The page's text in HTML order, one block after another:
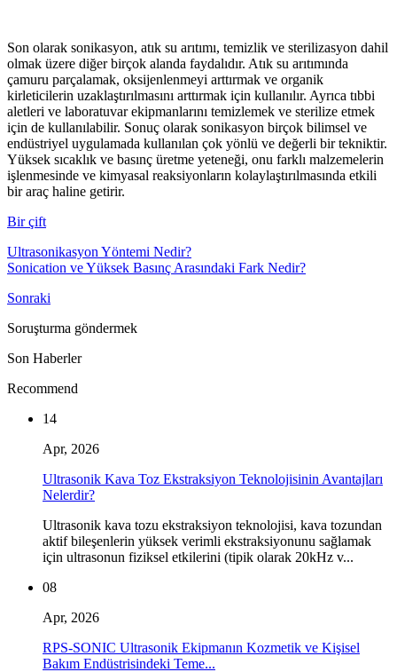
Son olarak sonikasyon, atık su arıtımı, temizlik ve sterilizasyon dahil
olmak üzere diğer birçok alanda faydalıdır. Atık su arıtımında
çamuru parçalamak, oksijenlenmeyi arttırmak ve organik
kirleticilerin uzaklaştırılmasını arttırmak için kullanılır. Ayrıca tıbbi
aletleri ve laboratuvar ekipmanlarını temizlemek ve sterilize etmek
için de kullanılabilir. Sonuç olarak sonikasyon birçok bilimsel ve
endüstriyel uygulamada kullanılan çok yönlü ve değerli bir tekniktir.
Yüksek sıcaklık ve basınç üretme yeteneği, onu farklı malzemelerin
işlenmesinde ve kimyasal reaksiyonların kolaylaştırılmasında etkili
bir araç haline getirir.
Bir çift
Ultrasonikasyon Yöntemi Nedir?
Sonication ve Yüksek Basınç Arasındaki Fark Nedir?
Sonraki
Soruşturma göndermek
Son Haberler
Recommend
14
Apr, 2026
Ultrasonik Kava Toz Ekstraksiyon Teknolojisinin Avantajları
Nelerdir?
Ultrasonik kava tozu ekstraksiyon teknolojisi, kava tozundan
aktif bileşenlerin yüksek verimli ekstraksiyonunu sağlamak
için ultrasonun fiziksel etkilerini (tipik olarak 20kHz v...
08
Apr, 2026
RPS-SONIC Ultrasonik Ekipmanın Kozmetik ve Kişisel
Bakım Endüstrisindeki Teme...